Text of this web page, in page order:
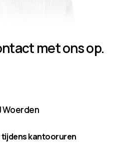
met ons op.
Woerden
tijdens kantooruren